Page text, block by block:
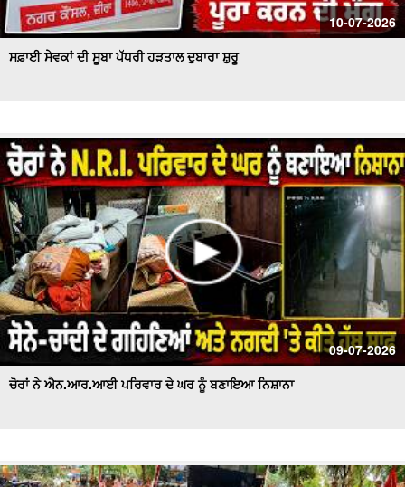
10-07-2026
ਸਫ਼ਾਈ ਸੇਵਕਾਂ ਦੀ ਸੂਬਾ ਪੱਧਰੀ ਹੜਤਾਲ ਦੁਬਾਰਾ ਸ਼ੁਰੂ
09-07-2026
ਚੋਰਾਂ ਨੇ ਐਨ.ਆਰ.ਆਈ ਪਰਿਵਾਰ ਦੇ ਘਰ ਨੂੰ ਬਣਾਇਆ ਨਿਸ਼ਾਨਾ